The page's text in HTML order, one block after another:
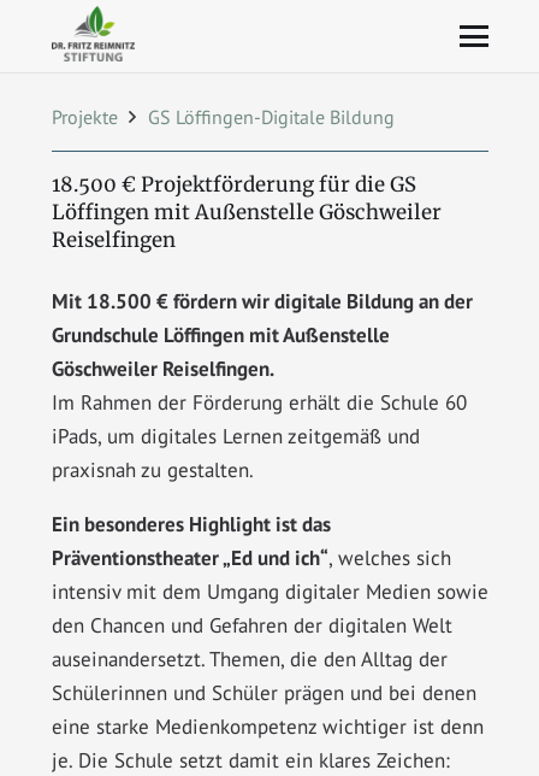
Projekte GS Löffingen-Digitale Bildung
18.500 € Projektförderung für die GS
Löffingen mit Außenstelle Göschweiler
Reiselfingen
Mit 18.500 € fördern wir digitale Bildung an der
Grundschule Löffingen mit Außenstelle
Göschweiler Reiselfingen.
Im Rahmen der Förderung erhält die Schule 60
iPads, um digitales Lernen zeitgemäß und
praxisnah zu gestalten.
Ein besonderes Highlight ist das
Präventionstheater „Ed und ich“, welches sich
intensiv mit dem Umgang digitaler Medien sowie
den Chancen und Gefahren der digitalen Welt
auseinandersetzt. Themen, die den Alltag der
Schülerinnen und Schüler prägen und bei denen
eine starke Medienkompetenz wichtiger ist denn
je. Die Schule setzt damit ein klares Zeichen: